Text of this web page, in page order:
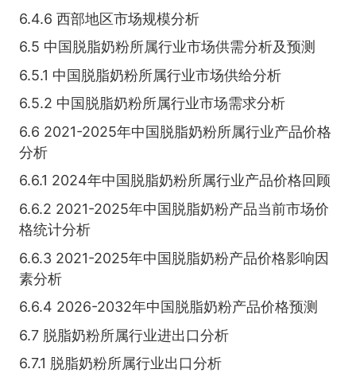
6.4.6 西部地区市场规模分析
6.5 中国脱脂奶粉所属行业市场供需分析及预测
6.5.1 中国脱脂奶粉所属行业市场供给分析
6.5.2 中国脱脂奶粉所属行业市场需求分析
6.6 2021-2025年中国脱脂奶粉所属行业产品价格
分析
6.6.1 2024年中国脱脂奶粉所属行业产品价格回顾
6.6.2 2021-2025年中国脱脂奶粉产品当前市场价
格统计分析
6.6.3 2021-2025年中国脱脂奶粉产品价格影响因
素分析
6.6.4 2026-2032年中国脱脂奶粉产品价格预测
6.7 脱脂奶粉所属行业进出口分析
6.7.1 脱脂奶粉所属行业出口分析